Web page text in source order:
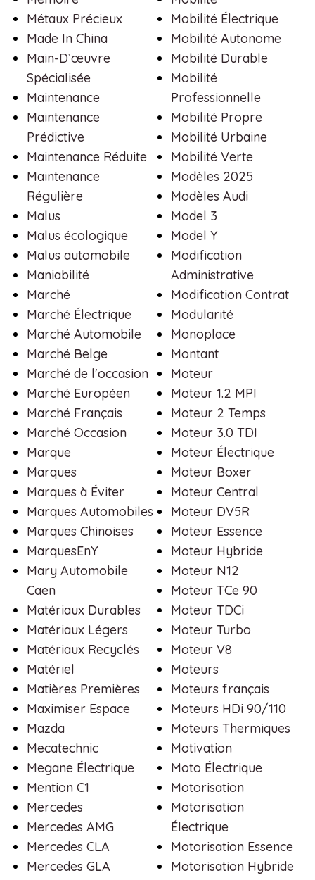
Métaux Précieux
Made In China
Main-D’œuvre
Spécialisée
Maintenance
Maintenance
Prédictive
Maintenance Réduite
Maintenance
Régulière
Malus
Malus écologique
Malus automobile
Maniabilité
Marché
Marché Électrique
Marché Automobile
Marché Belge
Marché de l'occasion
Marché Européen
Marché Français
Marché Occasion
Marque
Marques
Marques à Éviter
Marques Automobiles
Marques Chinoises
MarquesEnY
Mary Automobile
Caen
Matériaux Durables
Matériaux Légers
Matériaux Recyclés
Matériel
Matières Premières
Maximiser Espace
Mazda
Mecatechnic
Megane Électrique
Mention C1
Mercedes
Mercedes AMG
Mercedes CLA
Mercedes GLA
Mobilité Électrique
Mobilité Autonome
Mobilité Durable
Mobilité
Professionnelle
Mobilité Propre
Mobilité Urbaine
Mobilité Verte
Modèles 2025
Modèles Audi
Model 3
Model Y
Modification
Administrative
Modification Contrat
Modularité
Monoplace
Montant
Moteur
Moteur 1.2 MPI
Moteur 2 Temps
Moteur 3.0 TDI
Moteur Électrique
Moteur Boxer
Moteur Central
Moteur DV5R
Moteur Essence
Moteur Hybride
Moteur N12
Moteur TCe 90
Moteur TDCi
Moteur Turbo
Moteur V8
Moteurs
Moteurs français
Moteurs HDi 90/110
Moteurs Thermiques
Motivation
Moto Électrique
Motorisation
Motorisation
Électrique
Motorisation Essence
Motorisation Hybride